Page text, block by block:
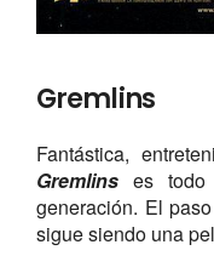
Gremlins
Fantástica,
Gremlinses todo
generación. El
sigue siendo una